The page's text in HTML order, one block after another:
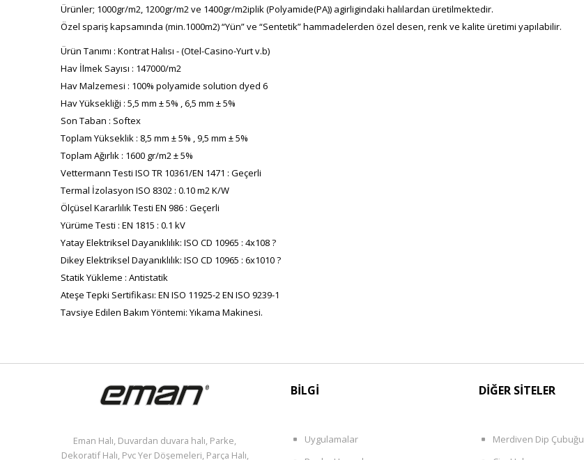
Ürünler; 1000gr/m2, 1200gr/m2 ve 1400gr/m2iplik (Polyamide(PA)) agirligindaki halılardan üretilmektedir.
Özel spariş kapsamında (min.1000m2) “Yün” ve “Sentetik” hammadelerden özel desen, renk ve kalite üretimi yapılabilir.
Ürün Tanımı : Kontrat Halısı - (Otel-Casino-Yurt v.b)
Hav İlmek Sayısı : 147000/m2
Hav Malzemesi : 100% polyamide solution dyed 6
Hav Yüksekliği : 5,5 mm ± 5% , 6,5 mm ± 5%
Son Taban : Softex
Toplam Yükseklik : 8,5 mm ± 5% , 9,5 mm ± 5%
Toplam Ağırlık : 1600 gr/m2 ± 5%
Vettermann Testi ISO TR 10361/EN 1471 : Geçerli
Termal İzolasyon ISO 8302 : 0.10 m2 K/W
Ölçüsel Kararlılık Testi EN 986 : Geçerli
Yürüme Testi : EN 1815 : 0.1 kV
Yatay Elektriksel Dayanıklılık: ISO CD 10965 : 4x108 ?
Dikey Elektriksel Dayanıklılık: ISO CD 10965 : 6x1010 ?
Statik Yükleme : Antistatik
Ateşe Tepki Sertifikası: EN ISO 11925-2 EN ISO 9239-1
Tavsiye Edilen Bakım Yöntemi: Yıkama Makinesi.
Eman Halı, Duvardan duvara halı, Parke,
Dekoratif Halı, Pvc Yer Döşemeleri, Parça Halı,
BİLGİ
Uygulamalar
DİĞER SİTELER
Merdiven Dip Çubuğu